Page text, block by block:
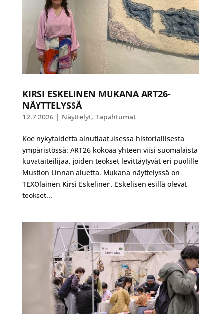
KIRSI ESKELINEN MUKANA ART26-
NÄYTTELYSSÄ
12.7.2026| Näyttelyt, Tapahtumat
Koe nykytaidetta ainutlaatuisessa historiallisesta
ympäristössä: ART26 kokoaa yhteen viisi suomalaista
kuvataiteilijaa, joiden teokset levittäytyvät eri puolille
Mustion Linnan aluetta. Mukana näyttelyssä on
TEXOlainen Kirsi Eskelinen. Eskelisen esillä olevat
teokset...